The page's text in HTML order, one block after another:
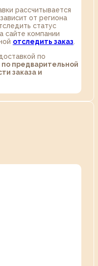
рассчитывается
от региона
статус
сайте компании
отследить заказ
по
по предварительной
заказа и